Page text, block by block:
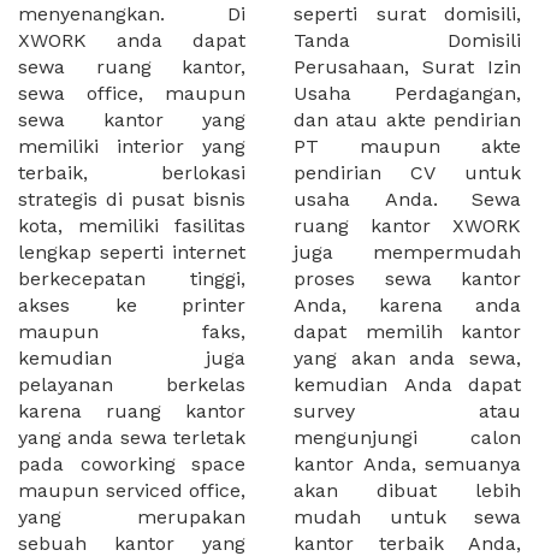
menyenangkan. Di
XWORK anda dapat
sewa ruang kantor,
sewa office, maupun
sewa kantor yang
memiliki interior yang
terbaik, berlokasi
strategis di pusat bisnis
kota, memiliki fasilitas
lengkap seperti internet
berkecepatan tinggi,
akses ke printer
maupun faks,
kemudian juga
pelayanan berkelas
karena ruang kantor
yang anda sewa terletak
pada coworking space
maupun serviced office,
yang merupakan
sebuah kantor yang
seperti surat domisili,
Tanda Domisili
Perusahaan, Surat Izin
Usaha Perdagangan,
dan atau akte pendirian
PT maupun akte
pendirian CV untuk
usaha Anda. Sewa
ruang kantor XWORK
juga mempermudah
proses sewa kantor
Anda, karena anda
dapat memilih kantor
yang akan anda sewa,
kemudian Anda dapat
survey atau
mengunjungi calon
kantor Anda, semuanya
akan dibuat lebih
mudah untuk sewa
kantor terbaik Anda,